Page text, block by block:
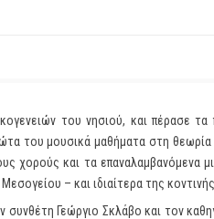
του νησιού, και πέρασε τα
του μουσικά μαθήματα στη
χορούς και τα επαναλαμβανόμενα
– και ιδιαίτερα της
Γεώργιο Σκλάβο και τον